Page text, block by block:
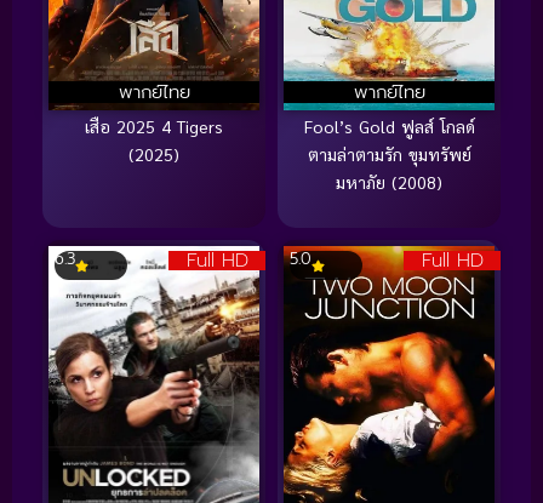
พากย์ไทย
เสือ 2025 4 Tigers
(2025)
พากย์ไทย
Fool’s Gold ฟูลส์ โกลด์
ตามล่าตามรัก ขุมทรัพย์
มหาภัย (2008)
Full HD
6.3 Full HD
5.0